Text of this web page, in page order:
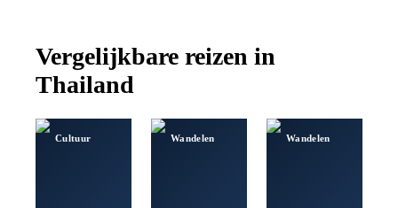
Vergelijkbare reizen in
Thailand
Cultuur Wandelen Wandelen